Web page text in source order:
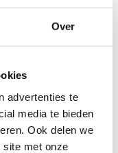
Over
advertenties te
media te bieden
Ook delen we
site met onze